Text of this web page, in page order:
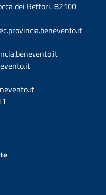
dei Rettori, 82100